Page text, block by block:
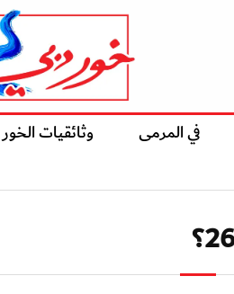
في المرمى وثائقيات الخور